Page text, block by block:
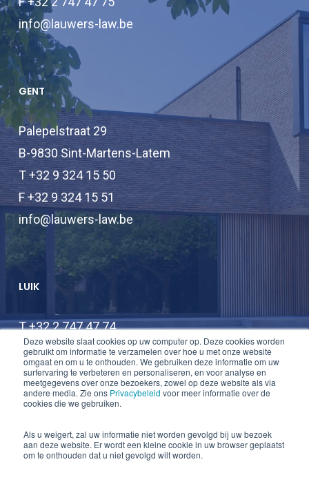
Deze website slaat cookies op uw computer op. Deze cookies worden
gebruikt om informatie te verzamelen over hoe u met onze website
omgaat en om u te onthouden. We gebruiken deze informatie om uw
surfervaring te verbeteren en personaliseren, en voor analyse en
meetgegevens over onze bezoekers, zowel op deze website als via
andere media. Zie ons Privacybeleid voor meer informatie over de
cookies die we gebruiken.
Als u weigert, zal uw informatie niet worden gevolgd bij uw bezoek
aan deze website. Er wordt een kleine cookie in uw browser geplaatst
om te onthouden dat u niet gevolgd wilt worden.
info@lauwers-law.be
GENT
Palepelstraat 29
B-9830 Sint-Martens-Latem
T +32 9 324 15 50
F +32 9 324 15 51
info@lauwers-law.be
LUIK
T +32 2 747 47 74
F +32 2 747 47 75
info@lauwers-law.be